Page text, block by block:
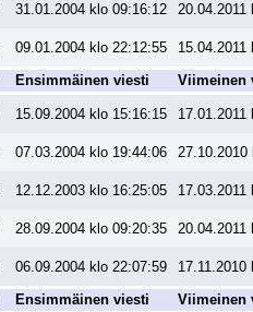
31.01.2004 klo 09:16:12 20.04.2011
09.01.2004 klo 22:12:55 15.04.2011
Ensimmäinen viesti Viimeinen
15.09.2004 klo 15:16:15 17.01.2011
07.03.2004 klo 19:44:06 27.10.2010
12.12.2003 klo 16:25:05 17.03.2011
28.09.2004 klo 09:20:35 20.04.2011
06.09.2004 klo 22:07:59 17.11.2010
Ensimmäinen viesti Viimeinen